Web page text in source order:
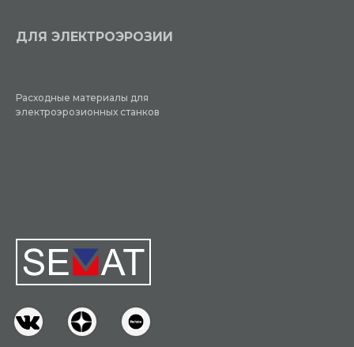
ДЛЯ ЭЛЕКТРОЭРОЗИИ
Расходные материалы для
электроэрозионных станков